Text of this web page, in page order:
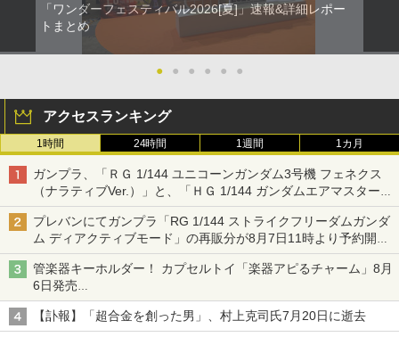
「ワンダーフェスティバル2026[夏]」速報&詳細レポー
トまとめ
● ● ● ● ● ●
アクセスランキング
1時間 24時間 1週間 1カ月
ガンプラ、「ＲＧ 1/144 ユニコーンガンダム3号機 フェネクス
（ナラティブVer.）」と、「ＨＧ 1/144 ガンダムエアマスターバ
ースト」再販
プレバンにてガンプラ「RG 1/144 ストライクフリーダムガンダ
ム ディアクティブモード」の再販分が8月7日11時より予約開
始！
管楽器キーホルダー！ カプセルトイ「楽器アピるチャーム」8月
6日発売
チューバ、テナサクなど5種各3色
【訃報】「超合金を創った男」、村上克司氏7月20日に逝去